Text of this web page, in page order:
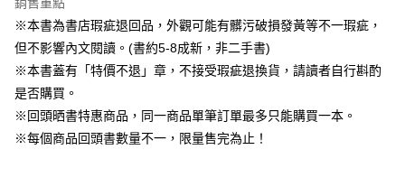
※本書為書店瑕疵退回品，外觀可能有髒污破損發黃等不一瑕疵，
但不影響內文閱讀。(書約5-8成新，非二手書)
※本書蓋有「特價不退」章，不接受瑕疵退換貨，請讀者自行斟酌
是否購買。
※回頭晒書特惠商品，同一商品單筆訂單最多只能購買一本。
※每個商品回頭書數量不一，限量售完為止！